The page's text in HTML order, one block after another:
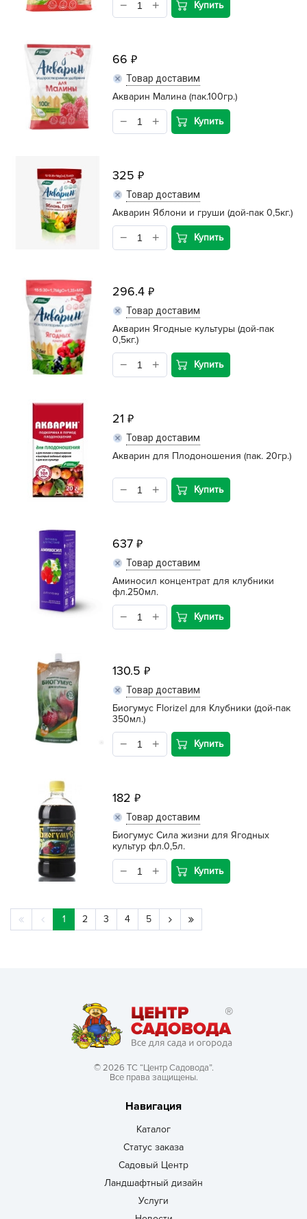
Купить
66
Товар доставим
Акварин Малина (пак.100гр.)
Купить
325
Товар доставим
Акварин Яблони и груши (дой-пак 0,5кг.)
Купить
296.4
Товар доставим
Акварин Ягодные культуры (дой-пак
0,5кг.)
Купить
21
Товар доставим
Акварин для Плодоношения (пак. 20гр.)
Купить
637
Товар доставим
Аминосил концентрат для клубники
фл.250мл.
Купить
130.5
Товар доставим
Биогумус Florizel для Клубники (дой-пак
350мл.)
Купить
182
Товар доставим
Биогумус Сила жизни для Ягодных
культур фл.0,5л.
Купить
1 2 3 4 5
© 2026 ТС “Центр Садовода”.
Все права защищены.
Навигация
Каталог
Статус заказа
Садовый Центр
Ландшафтный дизайн
Услуги